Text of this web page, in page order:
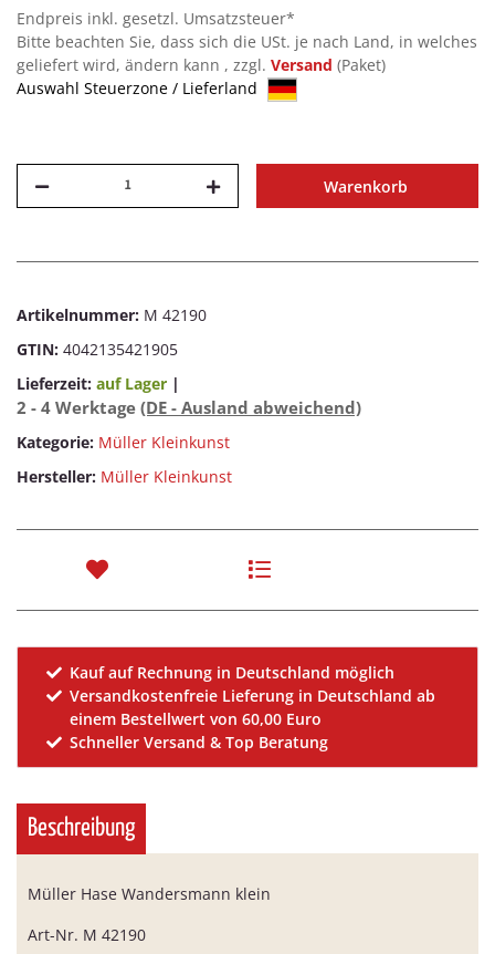
Endpreis inkl. gesetzl. Umsatzsteuer*
Bitte beachten Sie, dass sich die USt. je nach Land, in welches
geliefert wird, ändern kann , zzgl. Versand (Paket)
Auswahl Steuerzone / Lieferland
Warenkorb
Artikelnummer: M 42190
GTIN: 4042135421905
Lieferzeit: auf Lager |
2 - 4 Werktage (DE - Ausland abweichend)
Kategorie: Müller Kleinkunst
Hersteller: Müller Kleinkunst
Kauf auf Rechnung in Deutschland möglich
Versandkostenfreie Lieferung in Deutschland ab
einem Bestellwert von 60,00 Euro
Schneller Versand & Top Beratung
Beschreibung
Müller Hase Wandersmann klein
Art-Nr. M 42190